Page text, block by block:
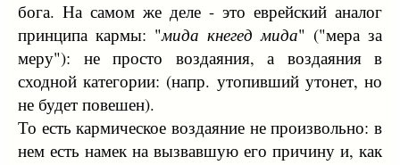
бога. На самом же деле - это еврейский аналог
принципа кармы: "мида кнегед мида" ("мера за
меру"): не просто воздаяния, а воздаяния в
сходной категории: (напр. утопивший утонет, но
не будет повешен).
То есть кармическое воздаяние не произвольно: в
нем есть намек на вызвавшую его причину и, как